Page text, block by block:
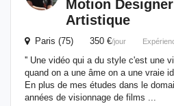
Motion
Artistique
Paris (75) 350 €/jour
'' Une vidéo qui a du style c'est une
quand on a une âme on a une vraie
En plus de mes études dans le
années de visionnage de films ...